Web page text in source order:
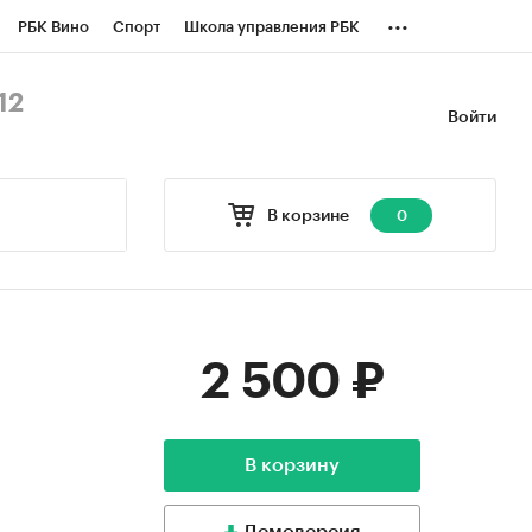
РБК Вино Спорт Школа управления РБК ...
Войти
В корзине 0
2 500 ₽
В корзину